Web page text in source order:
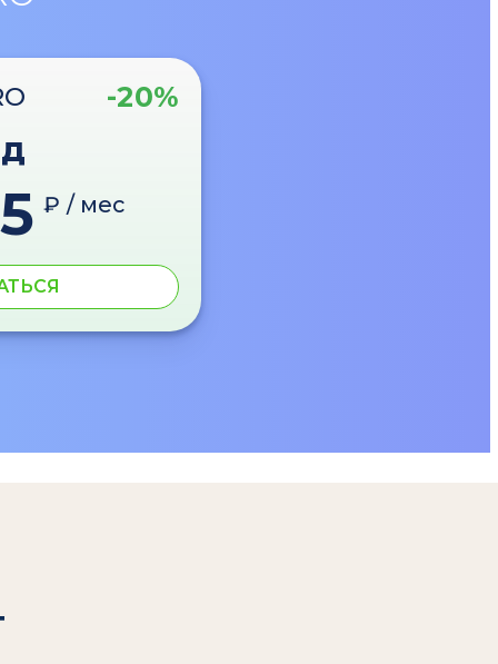
-20%
₽ / мес